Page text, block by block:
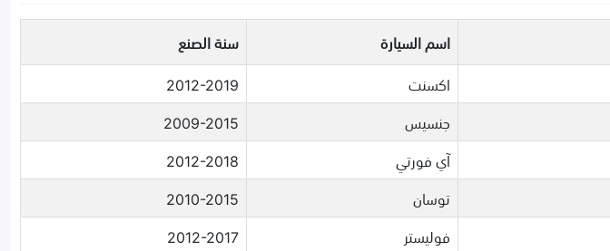
اسم السيارة
سنة الصنع
اكسنت
2012-2019
جنسيس
2009-2015
آي فورتي
2012-2018
توسان
2010-2015
فوليستر
2012-2017